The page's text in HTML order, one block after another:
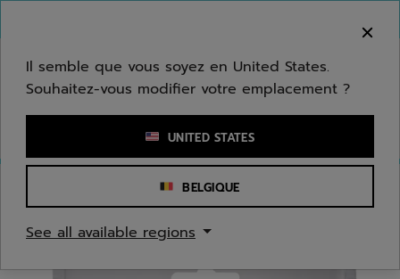
Saisir un mot clé ou un numéro d'article
Il semble que vous soyez en United States.
Souhaitez-vous modifier votre emplacement ?
UNITED STATES
BELGIQUE
See all available regions